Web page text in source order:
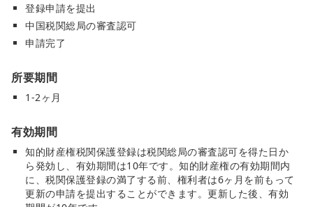
登録申請を提出
中国税関総局の審査認可
申請完了
所要期間
1-2ヶ月
有効期間
知的財産権税関保護登録は税関総局の審査認可を得た日か
ら発効し、有効期間は10年です。知的財産権の有効期間内
に、税関保護登録の満了する前、権利者は6ヶ月を前もって
更新の申請を提出することができます。更新した後、有効